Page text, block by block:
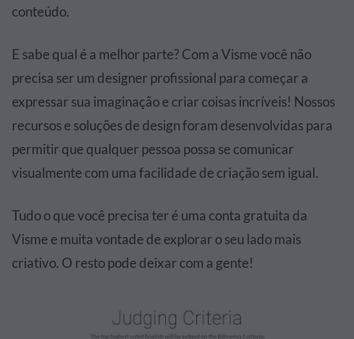
conteúdo.
E sabe qual é a melhor parte? Com a Visme você não
precisa ser um designer profissional para começar a
expressar sua imaginação e criar coisas incríveis! Nossos
recursos e soluções de design foram desenvolvidas para
permitir que qualquer pessoa possa se comunicar
visualmente com uma facilidade de criação sem igual.
Tudo o que você precisa ter é uma conta gratuita da
Visme e muita vontade de explorar o seu lado mais
criativo. O resto pode deixar com a gente!